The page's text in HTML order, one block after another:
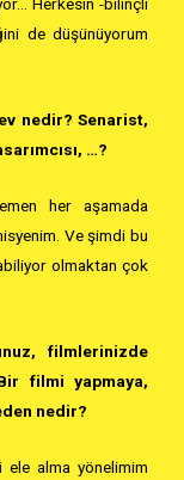
Herkesin -bilinçli
de düşünüyorum
nedir? Senarist,
…?
her aşamada
Ve şimdi bu
olmaktan çok
filmlerinizde
filmi yapmaya,
nedir?
ele alma yönelimim